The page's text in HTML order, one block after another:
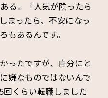
る。「人気が陰ったら
まったら、不安になっ
もあるんです。
ったですが、自分にと
嫌なものではないんで
回くらい転職しました